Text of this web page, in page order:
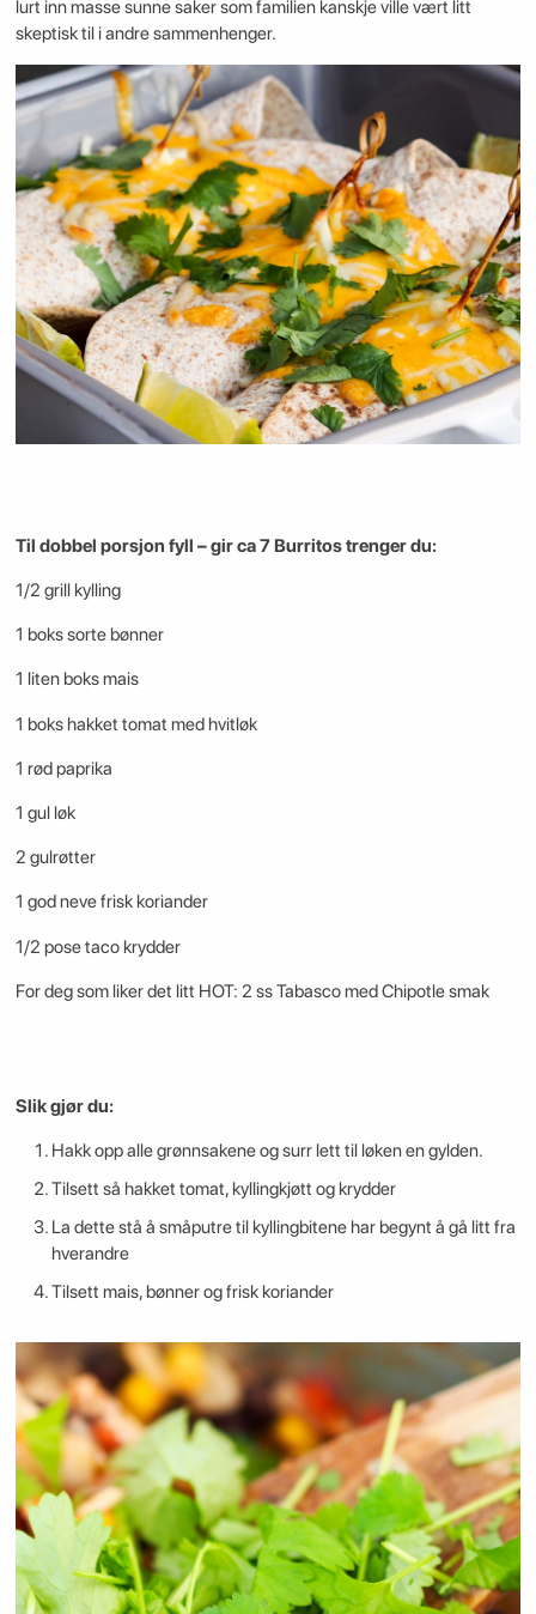
lurt inn masse sunne saker som familien kanskje ville vært litt
skeptisk til i andre sammenhenger.
Til dobbel porsjon fyll – gir ca 7 Burritos trenger du:
1/2 grill kylling
1 boks sorte bønner
1 liten boks mais
1 boks hakket tomat med hvitløk
1 rød paprika
1 gul løk
2 gulrøtter
1 god neve frisk koriander
1/2 pose taco krydder
For deg som liker det litt HOT: 2 ss Tabasco med Chipotle smak
Slik gjør du:
Hakk opp alle grønnsakene og surr lett til løken en gylden.
Tilsett så hakket tomat, kyllingkjøtt og krydder
La dette stå å småputre til kyllingbitene har begynt å gå litt fra
hverandre
Tilsett mais, bønner og frisk koriander